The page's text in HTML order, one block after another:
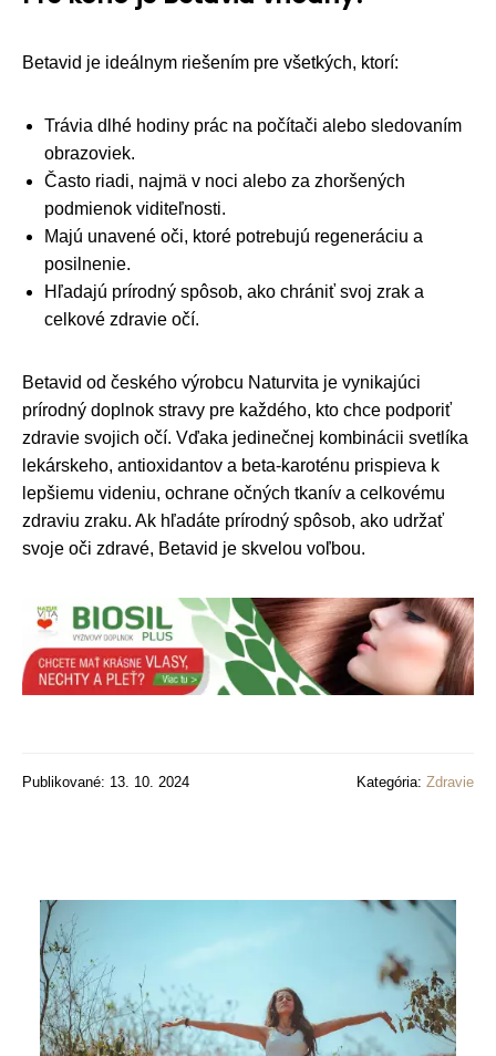
Betavid je ideálnym riešením pre všetkých, ktorí:
Trávia dlhé hodiny prác na počítači alebo sledovaním
obrazoviek.
Často riadi, najmä v noci alebo za zhoršených
podmienok viditeľnosti.
Majú unavené oči, ktoré potrebujú regeneráciu a
posilnenie.
Hľadajú prírodný spôsob, ako chrániť svoj zrak a
celkové zdravie očí.
Betavid od českého výrobcu Naturvita je vynikajúci
prírodný doplnok stravy pre každého, kto chce podporiť
zdravie svojich očí. Vďaka jedinečnej kombinácii svetlíka
lekárskeho, antioxidantov a beta-karoténu prispieva k
lepšiemu videniu, ochrane očných tkanív a celkovému
zdraviu zraku. Ak hľadáte prírodný spôsob, ako udržať
svoje oči zdravé, Betavid je skvelou voľbou.
Publikované: 13. 10. 2024 Kategória: Zdravie